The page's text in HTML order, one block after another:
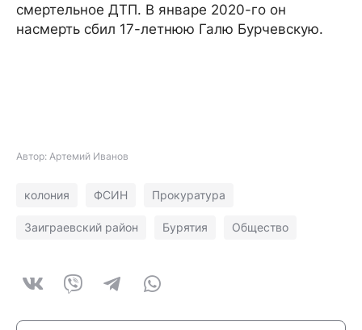
смертельное ДТП. В январе 2020-го он
насмерть сбил 17-летнюю Галю Бурчевскую.
Автор: Артемий Иванов
колония ФСИН Прокуратура
Заиграевский район Бурятия Общество